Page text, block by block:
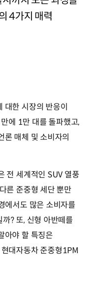
4가지 매력
한 시장의 반응이
에 1만 대를 돌파했고,
론 매체 및 소비자의
전 세계적인 SUV 열풍
른 준중형 세단 뿐만
에서도 많은 소비자를
? 또, 신형 아반떼를
아야 할 특징은
대자동차 준중형1PM